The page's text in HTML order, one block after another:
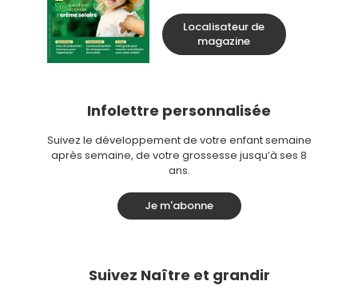
Localisateur de
magazine
Infolettre personnalisée
Suivez le développement de votre enfant semaine
après semaine, de votre grossesse jusqu’à ses 8
ans.
Je m'abonne
Suivez Naître et grandir